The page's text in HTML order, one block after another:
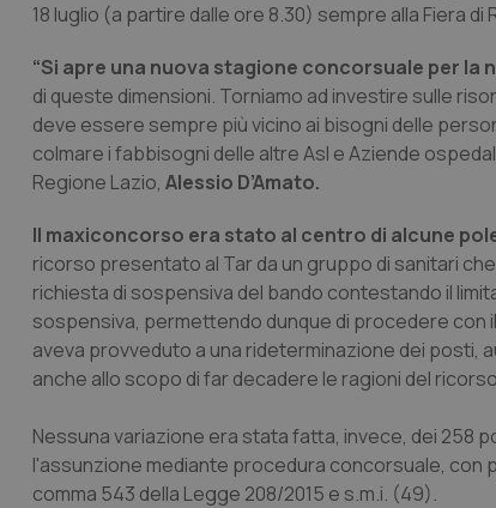
18 luglio (a partire dalle ore 8.30) sempre alla Fiera di
“Si apre una nuova stagione concorsuale per la
di queste dimensioni. Torniamo ad investire sulle
deve essere sempre più vicino ai bisogni delle
colmare i fabbisogni delle altre Asl e Aziende
Regione Lazio, Alessio D’Amato.
Il maxiconcorso era stato al centro di alcune
ricorso presentato al Tar da un gruppo di sanitari
richiesta di sospensiva del bando contestando il
sospensiva, permettendo dunque di procedere con
aveva provveduto a una rideterminazione dei posti,
anche allo scopo di far decadere le ragioni del
Nessuna variazione era stata fatta, invece, dei 258
l'assunzione mediante procedura concorsuale, con
comma 543 della Legge 208/2015 e s.m.i. (49).